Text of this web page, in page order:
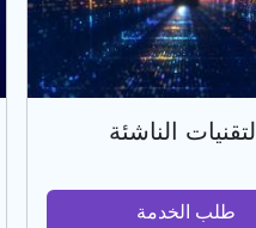
التقنيات الناشئة
طلب الخدمة